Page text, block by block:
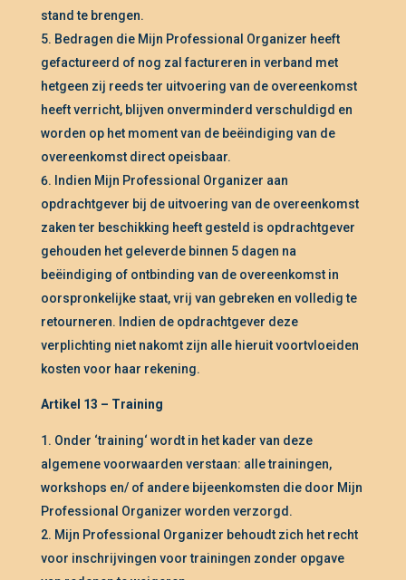
stand te brengen.
Bedragen die Mijn Professional Organizer heeft
gefactureerd of nog zal factureren in verband met
hetgeen zij reeds ter uitvoering van de overeenkomst
heeft verricht, blijven onverminderd verschuldigd en
worden op het moment van de beëindiging van de
overeenkomst direct opeisbaar.
Indien Mijn Professional Organizer aan
opdrachtgever bij de uitvoering van de overeenkomst
zaken ter beschikking heeft gesteld is opdrachtgever
gehouden het geleverde binnen 5 dagen na
beëindiging of ontbinding van de overeenkomst in
oorspronkelijke staat, vrij van gebreken en volledig te
retourneren. Indien de opdrachtgever deze
verplichting niet nakomt zijn alle hieruit voortvloeiden
kosten voor haar rekening.
Artikel 13 – Training
Onder ‘training‘ wordt in het kader van deze
algemene voorwaarden verstaan: alle trainingen,
workshops en/ of andere bijeenkomsten die door Mijn
Professional Organizer worden verzorgd.
Mijn Professional Organizer behoudt zich het recht
voor inschrijvingen voor trainingen zonder opgave